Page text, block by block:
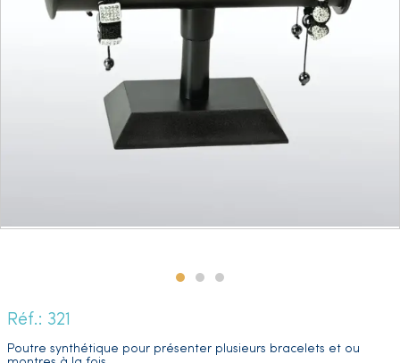
Réf.: 321
Poutre synthétique pour présenter plusieurs bracelets et ou